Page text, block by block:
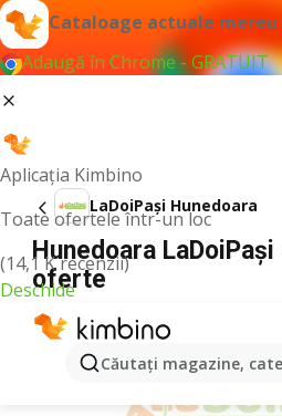
Cataloage actuale
Adaugă în Chrome - GRATUIT
Aplicația Kimbino
Toate ofertele într-un loc
(14,1 K recenzii)
Deschide
Căutaţi magazine,
LaDoiPași Hunedoara
Hunedoara
oferte